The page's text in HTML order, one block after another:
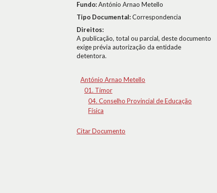
Fundo:António Arnao Metello
Tipo Documental:Correspondencia
Direitos:
A publicação, total ou parcial, deste documento
exige prévia autorização da entidade
detentora.
António Arnao Metello
01. Timor
04. Conselho Provincial de Educação
Física
Citar Documento